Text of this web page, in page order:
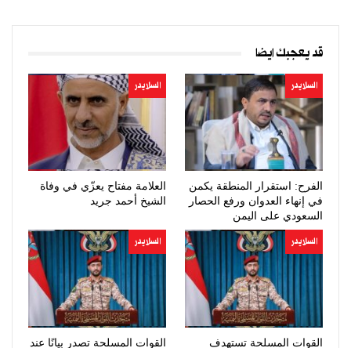
قد يعجبك ايضا
السلايدر
الفرح: استقرار المنطقة يكمن
في إنهاء العدوان ورفع الحصار
السعودي على اليمن
السلايدر
العلامة مفتاح يعزّي في وفاة
الشيخ أحمد جريد
السلايدر
القوات المسلحة تستهدف
السلايدر
القوات المسلحة تصدر بيانًا عند